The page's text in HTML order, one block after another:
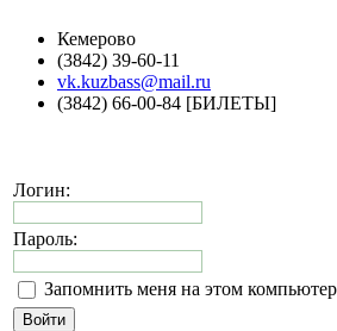
Кемерово
(3842) 39-60-11
vk.kuzbass@mail.ru
(3842) 66-00-84 [БИЛЕТЫ]
Логин:
Пароль:
Запомнить меня на этом